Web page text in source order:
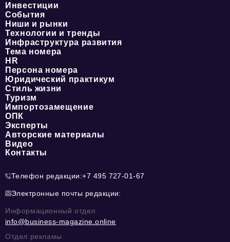
Инвестиции
События
Ниши и рынки
Технологии и тренды
Инфраструктура развития
Тема номера
HR
Персона номера
Юридический практикум
Стиль жизни
Туризм
Импортозамещение
ОПК
Эксперты
Авторские материалы
Видео
Контакты
Телефон редакции:+7 495 727-01-67
Электронные почты редакции:
Информационный отдел
info@business-magazine.online
Отдел рекламы